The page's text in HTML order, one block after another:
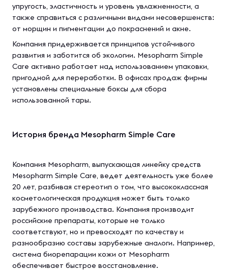
упругость, эластичность и уровень увлажненности, а
также справиться с различными видами несовершенств:
от морщин и пигментации до покраснений и акне.
Компания придерживается принципов устойчивого
развития и заботится об экологии. Mesopharm Simple
Care активно работает над использованием упаковки,
пригодной для переработки. В офисах продаж фирмы
установлены специальные боксы для сбора
использованной тары.
История бренда Mesopharm Simple Care
Компания Mesopharm, выпускающая линейку средств
Mesopharm Simple Care, ведет деятельность уже более
20 лет, разбивая стереотип о том, что высококлассная
косметологическая продукция может быть только
зарубежного производства. Компания производит
российские препараты, которые не только
соответствуют, но и превосходят по качеству и
разнообразию составы зарубежные аналоги. Например,
система биорепарации кожи от Mesopharm
обеспечивает быстрое восстановление.